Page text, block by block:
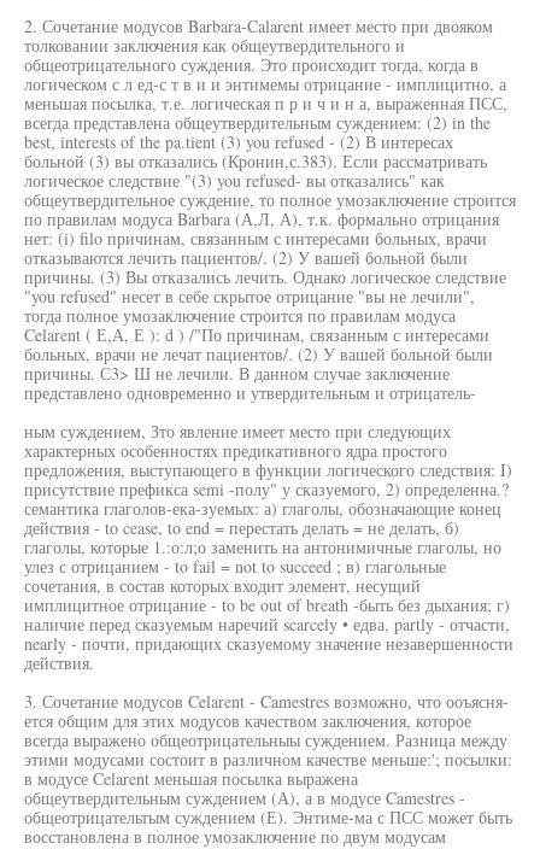
2. Сочетание модусов Barbara-Calarent имеет место при двояком
толковании заключения как общеутвердительного и
общеотрицательного суждения. Это происходит тогда, когда в
логическом с л ед-с т в и и энтимемы отрицание - имплицитно, а
меньшая посылка, т.е. логическая п р и ч и н а, выраженная ПСС,
всегда представлена общеутвердительным суждением: (2) in the
best, interests of the pa.tient (3) you refused - (2) В интересах
больной (3) вы отказались (Кронин,с.383). Если рассматривать
логическое следствие "(3) you refused- вы отказались" как
общеутвердительное суждение, то полное умозаключение строится
по правилам модуса Barbara (А,Л, А), т.к. формально отрицания
нет: (i) filo причинам, связанным с интересами больных, врачи
отказываются лечить пациентов/. (2) У вашей больной были
причины. (3) Вы отказались лечить. Однако логическое следствие
"you refused" несет в себе скрытое отрицание "вы не лечили",
тогда полное умозаключение строится по правилам модуса
Celarent ( Е,А, Е ): d ) /"По причинам, связанным с интересами
больных, врачи не лечат пациентов/. (2) У вашей больной были
причины. С3> Ш не лечили. В данном случае заключение
представлено одновременно и утвердительным и отрицатель-
ным суждением, Зто явление имеет место при следующих
характерных особенностях предикативного ядра простого
предложения, выступающего в функции логического следствия: I)
присутствие префикса semi -полу" у сказуемого, 2) определенна.?
семантика глаголов-ека-зуемых: а) глаголы, обозначающие конец
действия - to cease, to end = перестать делать = не делать, б)
глаголы, которые 1.:о:л;о заменить на антонимичные глаголы, но
улез с отрицанием - to fail = not to succeed ; в) глагольные
сочетания, в состав которых входит элемент, несущий
имплицитное отрицание - to be out of breath -быть без дыхания; г)
наличие перед сказуемым наречий scarcely • едва, partly - отчасти,
nearly - почти, придающих сказуемому значение незавершенности
действия.
3. Сочетание модусов Celarent - Camestres возможно, что ооъясня-
ется общим для этих модусов качеством заключения, которое
всегда выражено общеотрицательныы суждением. Разница между
этими модусами состоит в различном качестве меньше:'; посылки:
в модусе Celarent меньшая посылка выражена
общеутвердительным суждением (А), а в модусе Camestres -
общеотрицательтым суждением (Е). Энтиме-ма с ПСС может быть
восстановлена в полное умозаключение по двум модусам